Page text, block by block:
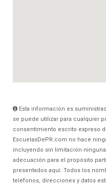
Esta información es
se puede utilizar para cualquier
consentimiento escrito expreso
EscuelasDePR.com no hace
incluyendo sin limitación
adecuación para el propósito
presentados aquí. Todos los
teléfonos, direcciones y datos